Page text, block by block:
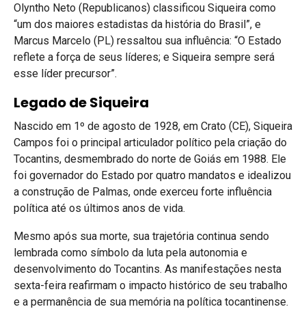
Olyntho Neto (Republicanos) classificou Siqueira como
“um dos maiores estadistas da história do Brasil”, e
Marcus Marcelo (PL) ressaltou sua influência: “O Estado
reflete a força de seus líderes; e Siqueira sempre será
esse líder precursor”.
Legado de Siqueira
Nascido em 1º de agosto de 1928, em Crato (CE), Siqueira
Campos foi o principal articulador político pela criação do
Tocantins, desmembrado do norte de Goiás em 1988. Ele
foi governador do Estado por quatro mandatos e idealizou
a construção de Palmas, onde exerceu forte influência
política até os últimos anos de vida.
Mesmo após sua morte, sua trajetória continua sendo
lembrada como símbolo da luta pela autonomia e
desenvolvimento do Tocantins. As manifestações nesta
sexta-feira reafirmam o impacto histórico de seu trabalho
e a permanência de sua memória na política tocantinense.